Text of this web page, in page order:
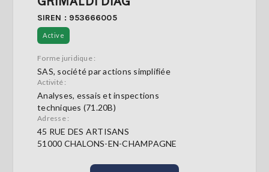
SIREN : 953666005
Active
Forme juridique :
SAS, société par actions simplifiée
Activité :
Analyses, essais et inspections
techniques (71.20B)
Adresse :
45 RUE DES ARTISANS
51000 CHALONS-EN-CHAMPAGNE